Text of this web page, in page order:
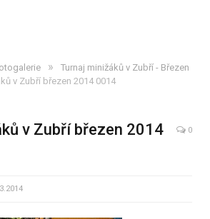
»
Turnaj minižáků v Zubří - Březen
v Zubří březen 2014 0014
v Zubří březen 2014
0